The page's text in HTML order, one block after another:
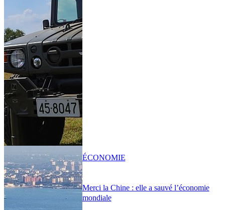
Merci la Chine : elle a sauvé l’économie
mondiale
ÉCONOMIE